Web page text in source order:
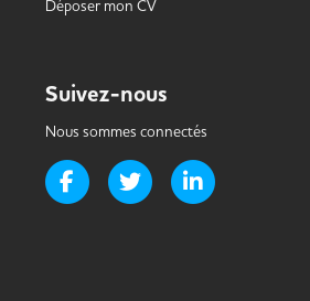
Déposer mon CV
Suivez-nous
Nous sommes connectés
Page Facebook de Handi-it
Page Twitter de Handi-it